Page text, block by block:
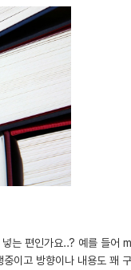
는 편인가요..? 예를 들
이고 방향이나 내용도 꽤